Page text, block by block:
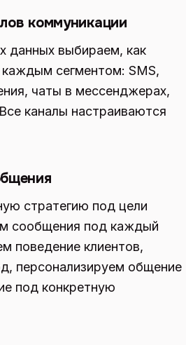
коммуникации
данных выбираем, как
сегментом: SMS,
чаты в мессенджерах,
каналы настраиваются
стратегию под цели
сообщения под каждый
поведение клиентов,
персонализируем общение
под конкретную